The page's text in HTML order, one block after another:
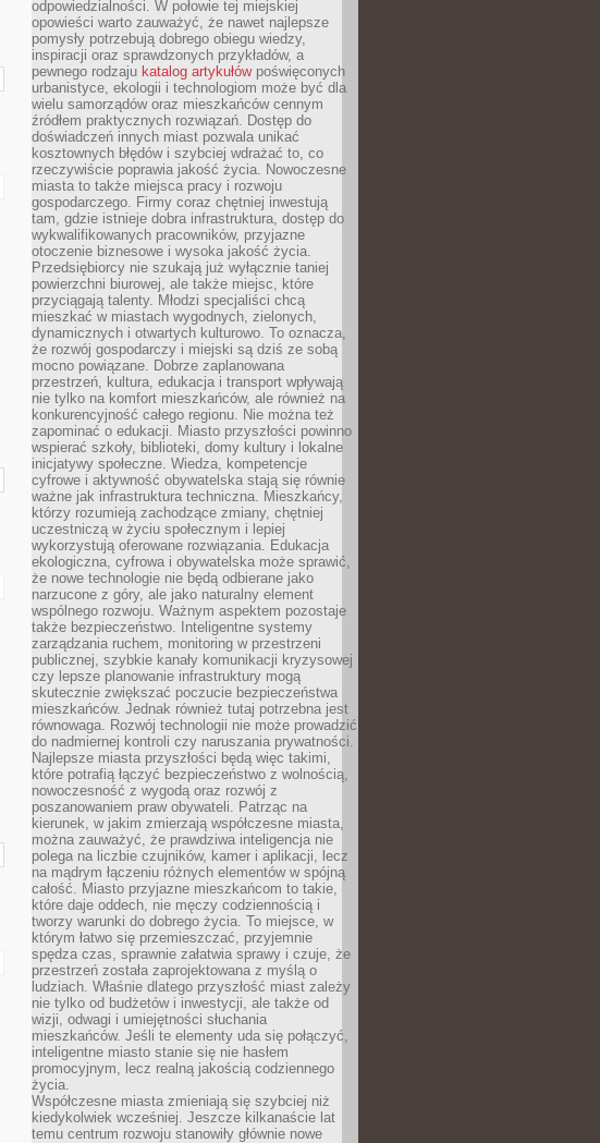
odpowiedzialności. W połowie tej miejskiej
opowieści warto zauważyć, że nawet najlepsze
pomysły potrzebują dobrego obiegu wiedzy,
inspiracji oraz sprawdzonych przykładów, a
pewnego rodzaju katalog artykułówpoświęconych
urbanistyce, ekologii i technologiom może być dla
wielu samorządów oraz mieszkańców cennym
źródłem praktycznych rozwiązań. Dostęp do
doświadczeń innych miast pozwala unikać
kosztownych błędów i szybciej wdrażać to, co
rzeczywiście poprawia jakość życia. Nowoczesne
miasta to także miejsca pracy i rozwoju
gospodarczego. Firmy coraz chętniej inwestują
tam, gdzie istnieje dobra infrastruktura, dostęp do
wykwalifikowanych pracowników, przyjazne
otoczenie biznesowe i wysoka jakość życia.
Przedsiębiorcy nie szukają już wyłącznie taniej
powierzchni biurowej, ale także miejsc, które
przyciągają talenty. Młodzi specjaliści chcą
mieszkać w miastach wygodnych, zielonych,
dynamicznych i otwartych kulturowo. To oznacza,
że rozwój gospodarczy i miejski są dziś ze sobą
mocno powiązane. Dobrze zaplanowana
przestrzeń, kultura, edukacja i transport wpływają
nie tylko na komfort mieszkańców, ale również na
konkurencyjność całego regionu. Nie można też
zapominać o edukacji. Miasto przyszłości powinno
wspierać szkoły, biblioteki, domy kultury i lokalne
inicjatywy społeczne. Wiedza, kompetencje
cyfrowe i aktywność obywatelska stają się równie
ważne jak infrastruktura techniczna. Mieszkańcy,
którzy rozumieją zachodzące zmiany, chętniej
uczestniczą w życiu społecznym i lepiej
wykorzystują oferowane rozwiązania. Edukacja
ekologiczna, cyfrowa i obywatelska może sprawić,
że nowe technologie nie będą odbierane jako
narzucone z góry, ale jako naturalny element
wspólnego rozwoju. Ważnym aspektem pozostaje
także bezpieczeństwo. Inteligentne systemy
zarządzania ruchem, monitoring w przestrzeni
publicznej, szybkie kanały komunikacji kryzysowej
czy lepsze planowanie infrastruktury mogą
skutecznie zwiększać poczucie bezpieczeństwa
mieszkańców. Jednak również tutaj potrzebna jest
równowaga. Rozwój technologii nie może prowadzić
do nadmiernej kontroli czy naruszania prywatności.
Najlepsze miasta przyszłości będą więc takimi,
które potrafią łączyć bezpieczeństwo z wolnością,
nowoczesność z wygodą oraz rozwój z
poszanowaniem praw obywateli. Patrząc na
kierunek, w jakim zmierzają współczesne miasta,
można zauważyć, że prawdziwa inteligencja nie
polega na liczbie czujników, kamer i aplikacji, lecz
na mądrym łączeniu różnych elementów w spójną
całość. Miasto przyjazne mieszkańcom to takie,
które daje oddech, nie męczy codziennością i
tworzy warunki do dobrego życia. To miejsce, w
którym łatwo się przemieszczać, przyjemnie
spędza czas, sprawnie załatwia sprawy i czuje, że
przestrzeń została zaprojektowana z myślą o
ludziach. Właśnie dlatego przyszłość miast zależy
nie tylko od budżetów i inwestycji, ale także od
wizji, odwagi i umiejętności słuchania
mieszkańców. Jeśli te elementy uda się połączyć,
inteligentne miasto stanie się nie hasłem
promocyjnym, lecz realną jakością codziennego
życia.
Współczesne miasta zmieniają się szybciej niż
kiedykolwiek wcześniej. Jeszcze kilkanaście lat
temu centrum rozwoju stanowiły głównie nowe